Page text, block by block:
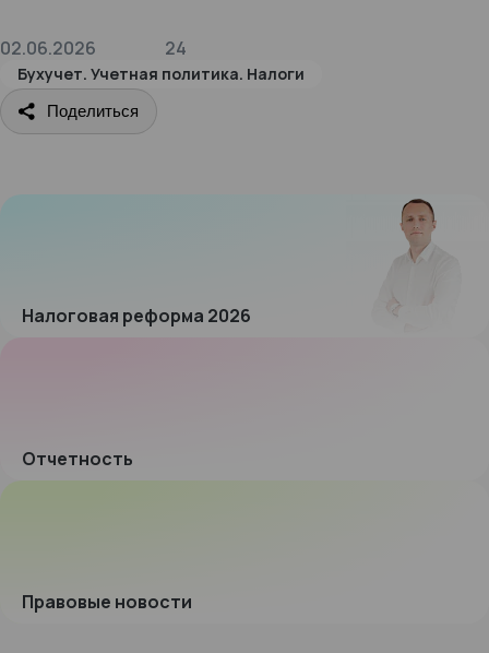
02.06.2026 24
Бухучет. Учетная политика. Налоги
Поделиться
Налоговая реформа 2026
Отчетность
Правовые новости